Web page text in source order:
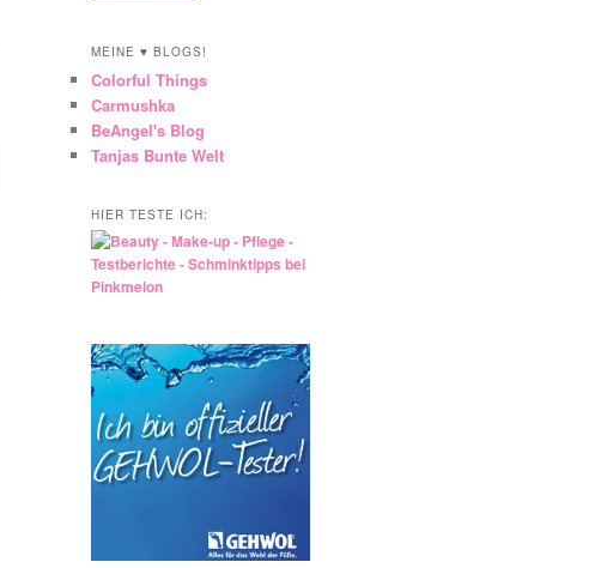
MEINE ♥ BLOGS!
Colorful Things
Carmushka
BeAngel's Blog
Tanjas Bunte Welt
HIER TESTE ICH: